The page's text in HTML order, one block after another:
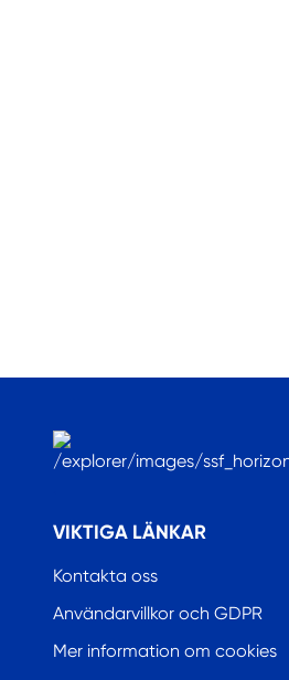
VIKTIGA LÄNKAR
Kontakta oss
Användarvillkor och GDPR
Mer information om cookies